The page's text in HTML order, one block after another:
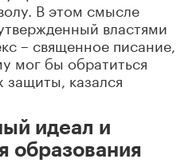
В этом смысле
властями
– священное писание,
мог бы обратиться
казался
идеал и
образования